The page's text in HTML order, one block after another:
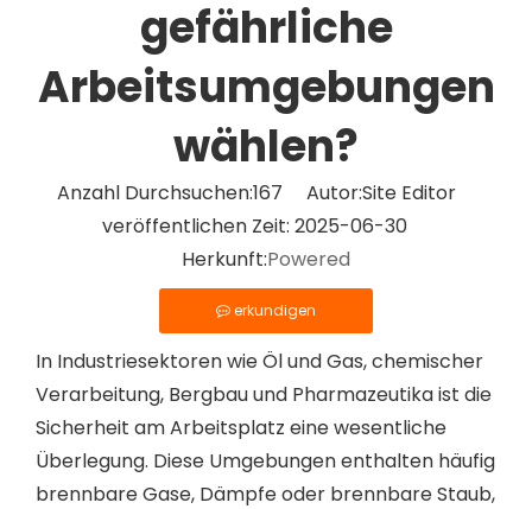
gefährliche
Arbeitsumgebungen
wählen?
Anzahl Durchsuchen:167 Autor:Site Editor
veröffentlichen Zeit: 2025-06-30
Herkunft:Powered
erkundigen
In Industriesektoren wie Öl und Gas, chemischer
Verarbeitung, Bergbau und Pharmazeutika ist die
Sicherheit am Arbeitsplatz eine wesentliche
Überlegung. Diese Umgebungen enthalten häufig
brennbare Gase, Dämpfe oder brennbare Staub,